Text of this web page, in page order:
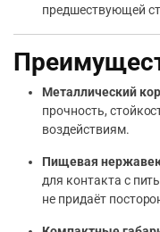
предшествующей
Металлический
прочность,
воздействиям.
Пищевая
для контакта с
не придаёт